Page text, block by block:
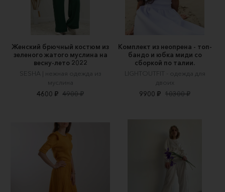
Женский брючный костюм из
зеленого жатого муслина на
весну-лето 2022
SESHA | нежная одежда из
муслина
4600 ₽ 4900 ₽
Комплект из неопрена - топ-
бандо и юбка миди со
сборкой по талии.
LIGHTOUTFIT - одежда для
двоих
9900 ₽ 10300 ₽